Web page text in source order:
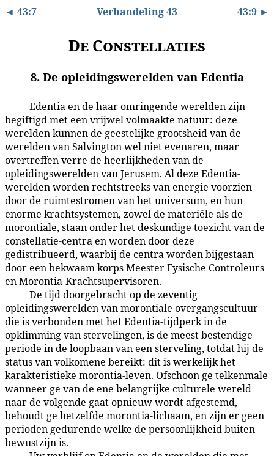
◄ 43:7 Verhandeling 43 43:9 ►
De Constellaties
8. De opleidingswerelden van Edentia
Edentia en de haar omringende werelden zijn
begiftigd met een vrijwel volmaakte natuur: deze
werelden kunnen de geestelijke grootsheid van de
werelden van Salvington wel niet evenaren, maar
overtreffen verre de heerlijkheden van de
opleidingswerelden van Jerusem. Al deze Edentia-
werelden worden rechtstreeks van energie voorzien
door de ruimtestromen van het universum, en hun
enorme krachtsystemen, zowel de materiële als de
morontiale, staan onder het deskundige toezicht van de
constellatie-centra en worden door deze
gedistribueerd, waarbij de centra worden bijgestaan
door een bekwaam korps Meester Fysische Controleurs
en Morontia-Krachtsupervisoren.
De tijd doorgebracht op de zeventig
opleidingswerelden van morontiale overgangscultuur
die is verbonden met het Edentia-tijdperk in de
opklimming van stervelingen, is de meest bestendige
periode in de loopbaan van een sterveling, totdat hij de
status van volkomene bereikt: dit is werkelijk het
karakteristieke morontia-leven. Ofschoon ge telkenmale
wanneer ge van de ene belangrijke culturele wereld
naar de volgende gaat opnieuw wordt afgestemd,
behoudt ge hetzelfde morontia-lichaam, en zijn er geen
perioden gedurende welke de persoonlijkheid buiten
bewustzijn is.